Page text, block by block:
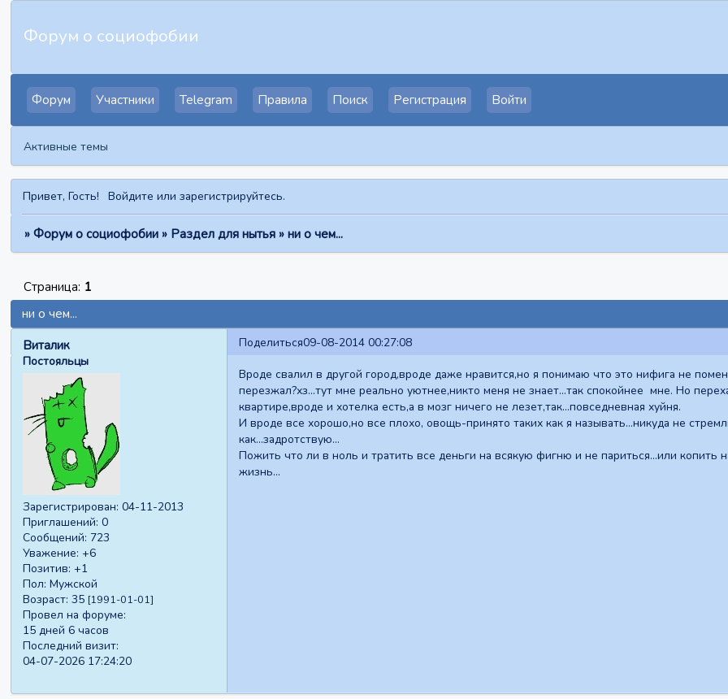
Форум о социофобии
Форум Участники Telegram Правила Поиск Регистрация Войти
Активные темы
Привет, Гость! Войдите илизарегистрируйтесь.
» Форум о социофобии » Раздел для нытья » ни о чем...
ни о чем...
Страница: 1
Поделиться09-08-2014 00:27:08
Виталик
Постояльцы
Зарегистрирован: 04-11-2013
Приглашений: 0
Сообщений: 723
Уважение: +6
Позитив: +1
Пол: Мужской
Возраст: 35 [1991-01-01]
Провел на форуме:
15 дней 6 часов
Последний визит:
04-07-2026 17:24:20
Вроде свалил в другой город,вроде даже нравится,но я понимаю что это нифига не
перезжал?хз...тут мне реально уютнее,никто меня не знает...так спокойнее мне. Но
квартире,вроде и хотелка есть,а в мозг ничего не лезет,так...повседневная хуйня.
И вроде все хорошо,но все плохо, овощь-принято таких как я называть...никуда не
как...задротствую...
Пожить что ли в ноль и тратить все деньги на всякую фигню и не париться...или
жизнь...